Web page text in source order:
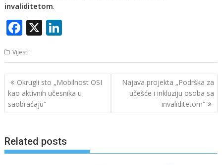
invaliditetom.
F
e
b
o
o
X
k
e
dI
Vijesti
Navigacija
članaka
Okrugli sto „Mobilnost OSI
kao aktivnih učesnika u
saobraćaju“
Najava projekta „Podrška za
učešće i inkluziju osoba sa
invaliditetom“
Related posts